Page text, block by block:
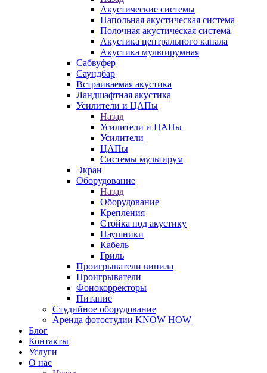
Акустические системы
Напольная акустическая система
Полочная акустическая система
Акустика центрального канала
Акустика мультирумная
Сабвуфер
Саундбар
Встраиваемая акустика
Ландшафтная акустика
Усилители и ЦАПы
Назад
Усилители и ЦАПы
Усилители
ЦАПы
Системы мультирум
Экран
Оборудование
Назад
Оборудование
Крепления
Стойка под акустику
Наушники
Кабель
Гриль
Проигрыватели винила
Проигрыватели
Фонокорректоры
Питание
Студийное оборудование
Аренда фотостудии KNOW HOW
Блог
Контакты
Услуги
О нас